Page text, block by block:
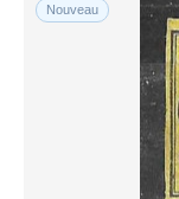
Nouveau